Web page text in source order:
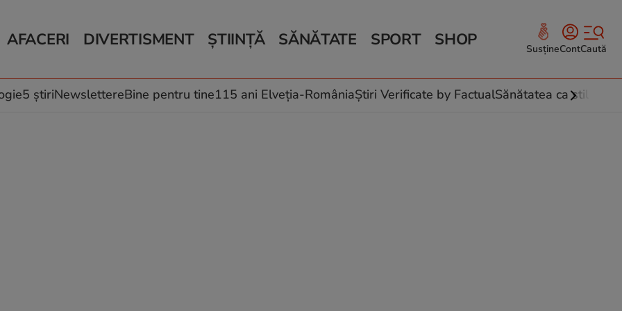
AFACERI
Auto
Locuri de muncă
DIVERTISMENT
Horoscop
Muzică și Filme
ȘTIINȚĂ
Schimbări climatice
SĂNĂTATE
Relații
Rețete culinare
SPORT SHOP SusțineContCaută
5 știriNewslettereBine pentru tine115 ani Elveția-RomâniaȘtiri Verificate by FactualSănătatea ca stil de